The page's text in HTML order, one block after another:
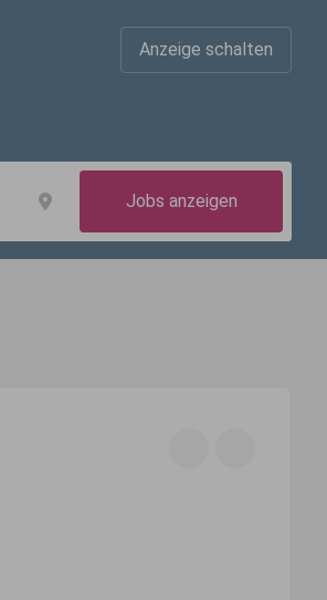
Anzeige schalten
Jobs anzeigen